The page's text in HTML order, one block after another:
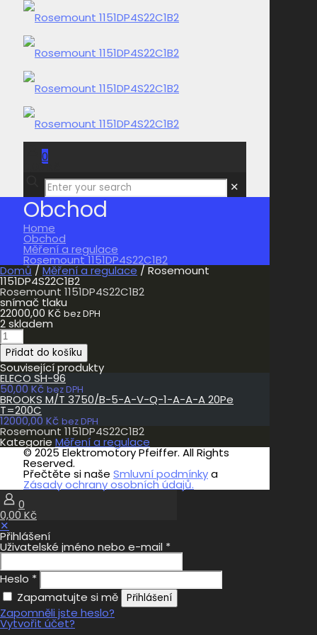
0
0,00 Kč
✕
Obchod
Home
Obchod
Měření a regulace
Rosemount 1151DP4S22C1B2
Domů / Měření a regulace / Rosemount
1151DP4S22C1B2
Rosemount 1151DP4S22C1B2
snímač tlaku
22000,00 Kč bez DPH
2 skladem
Rosemount
1151DP4S22C1B2
množství
Přidat do košíku
Související produkty
ELECO SH-96
50,00 Kč bez DPH
BROOKS M/T 3750/B-5-A-V-Q-1-A-A-A 20Pe
T=200C
12000,00 Kč bez DPH
Rosemount 1151DP4S22C1B2
Kategorie Měření a regulace
© 2025 Elektromotory Pfeiffer. All Rights
Reserved.
Přečtěte si naše Smluvní podmínkya
Zásady ochrany osobních údajů.
0
0,00 Kč
✕
Přihlášení
Uživatelské jméno nebo e-mail *
Heslo *
Zapamatujte si mě
Přihlášení
Zapomněli jste heslo?
Vytvořit účet?